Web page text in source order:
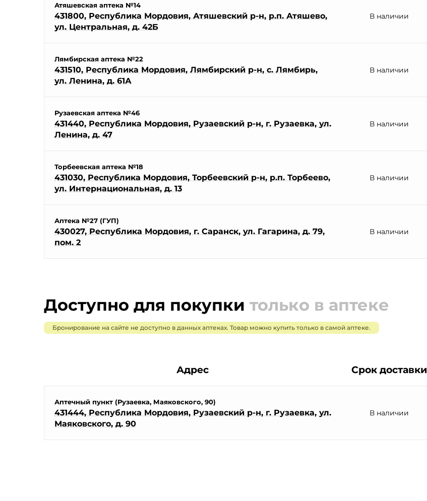
Атяшевская аптека №14
431800, Республика Мордовия, Атяшевский р-н, р.п. Атяшево,
ул. Центральная, д. 42Б
В наличии
Лямбирская аптека №22
431510, Республика Мордовия, Лямбирский р-н, с. Лямбирь,
ул. Ленина, д. 61А
В наличии
Рузаевская аптека №46
431440, Республика Мордовия, Рузаевский р-н, г. Рузаевка, ул.
Ленина, д. 47
В наличии
Торбеевская аптека №18
431030, Республика Мордовия, Торбеевский р-н, р.п. Торбеево,
ул. Интернациональная, д. 13
В наличии
Аптека №27 (ГУП)
430027, Республика Мордовия, г. Саранск, ул. Гагарина, д. 79,
пом. 2
В наличии
Доступно для покупки только в аптеке
Бронирование на сайте не доступно в данных аптеках. Товар можно купить только в самой аптеке.
Адрес Срок доставки
Аптечный пункт (Рузаевка, Маяковского, 90)
431444, Республика Мордовия, Рузаевский р-н, г. Рузаевка, ул.
Маяковского, д. 90
В наличии